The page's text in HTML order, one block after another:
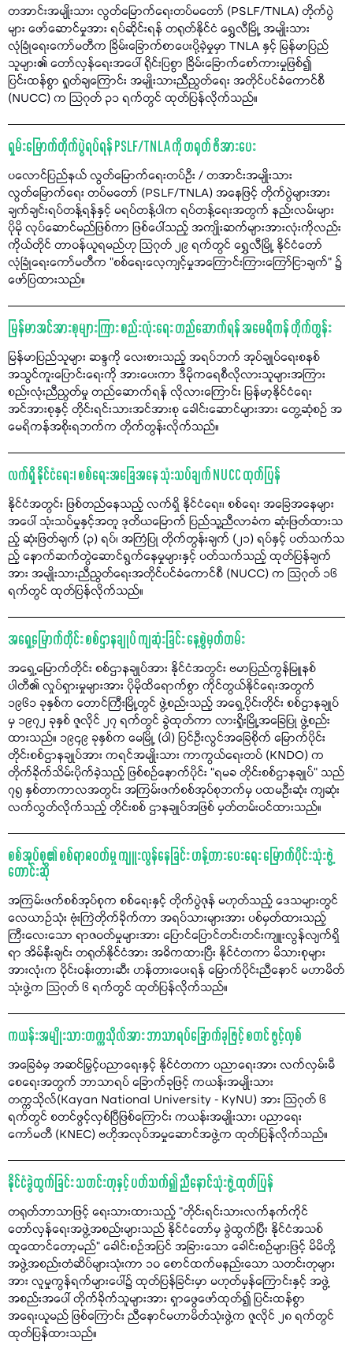
တအာင်းအမျိုးသား လွတ်မြောက်ရေးတပ်မတော် (PSLF/TNLA) တိုက်ပွဲ
များ ဖော်ဆောင်မှုအား ရပ်ဆိုင်းရန် တရုတ်နိုင်ငံ ရွှေလီမြို့ အမျိုးသား
လုံခြုံရေးကော်မတီက ခြိမ်းခြောက်စာပေးပို့ခဲ့မှုမှာ TNLA နှင့် မြန်မာပြည်
သူများ၏ တော်လှန်ရေးအပေါ် ရိုင်းပြစွာ ခြိမ်းခြောက်စော်ကားမှုဖြစ်၍
ပြင်းထန်စွာ ရှုတ်ချကြောင်း အမျိုးသားညီညွတ်ရေး အတိုင်ပင်ခံကောင်စီ
(NUCC) က သြဂုတ် ၃၁ ရက်တွင် ထုတ်ပြန်လိုက်သည်။
ရှမ်းမြောက်တိုက်ပွဲရပ်ရန် PSLF/TNLA ကို တရုတ် ဖိအားပေး
ပလောင်ပြည်နယ် လွတ်မြောက်ရေးတပ်ဦး / တအာင်းအမျိုးသား
လွတ်မြောက်ရေး တပ်မတော် (PSLF/TNLA) အနေဖြင့် တိုက်ပွဲများအား
ချက်ချင်းရပ်တန့်ရန်နှင့် မရပ်တန့်ပါက ရပ်တန့်ရေးအတွက် နည်းလမ်းများ
ပိုမို လုပ်ဆောင်မည်ဖြစ်ကာ ဖြစ်ပေါ်သည့် အကျိုးဆက်များအားလုံးကိုလည်း
ကိုယ်တိုင် တာဝန်ယူရမည်ဟု သြဂုတ် ၂၉ ရက်တွင် ရွှေလီမြို့ နိုင်ငံတော်
လုံခြုံရေးကော်မတီက "စစ်ရေးလေ့ကျင့်မှုအကြောင်းကြားကြော်ငြာချက်" ၌
ဖော်ပြထားသည်။
မြန်မာအင်အားစုများကြား စည်းလုံးရေး တည်ဆောက်ရန် အမေရိကန် တိုက်တွန်း
မြန်မာပြည်သူများ ဆန္ဒကို လေးစားသည့် အရပ်ဘက် အုပ်ချုပ်ရေးစနစ်
အသွင်ကူးပြောင်းရေးကို အားပေးကာ ဒီမိုကရေစီလိုလားသူများအကြား
စည်းလုံးညီညွတ်မှု တည်ဆောက်ရန် လိုလားကြောင်း မြန်မာ့နိုင်ငံရေး
အင်အားစုနှင့် တိုင်းရင်းသားအင်အားစု ခေါင်းဆောင်များအား တွေ့ဆုံစဉ် အ
မေရိကန်အစိုးရဘက်က တိုက်တွန်းလိုက်သည်။
လက်ရှိ နိုင်ငံရေး၊ စစ်ရေးအခြေအနေ သုံးသပ်ချက် NUCC ထုတ်ပြန်
နိုင်ငံအတွင်း ဖြစ်တည်နေသည့် လက်ရှိ နိုင်ငံရေး၊ စစ်ရေး အခြေအနေများ
အပေါ် သုံးသပ်မှုနှင့်အတူ ဒုတိယမြောက် ပြည်သူ့ညီလာခံက ဆုံးဖြတ်ထားသ
ည့် ဆုံးဖြတ်ချက် (၃) ရပ်၊ အကြံပြု တိုက်တွန်းချက် (၂၁) ရပ်နှင့် ပတ်သက်သ
ည့် နောက်ဆက်တွဲဆောင်ရွက်နေမှုများနှင့် ပတ်သက်သည့် ထုတ်ပြန်ချက်
အား အမျိုးသားညီညွတ်ရေးအတိုင်ပင်ခံကောင်စီ (NUCC) က သြဂုတ် ၁၆
ရက်တွင် ထုတ်ပြန်လိုက်သည်။
အရှေ့မြောက်တိုင်း စစ်ဌာနချုပ် ကျဆုံးခြင်း နေ့စွဲမှတ်တမ်း
အရှေ့မြောက်တိုင်း စစ်ဌာနချုပ်အား နိုင်ငံအတွင်း ဗမာပြည်ကွန်မြူနစ်
ပါတီ၏ လှုပ်ရှားမှုများအား ပိုမိုထိရောက်စွာ ကိုင်တွယ်နိုင်ရေးအတွက်
၁၉၆၁ ခုနှစ်က တောင်ကြီးမြို့တွင် ဖွဲ့စည်းသည့် အရှေ့ပိုင်းတိုင်း စစ်ဌာနချုပ်
မှ ၁၉၇၂ ခုနှစ် ဇူလိုင် ၂၇ ရက်တွင် ခွဲထုတ်ကာ လားရှိုးမြို့အခြေပြု ဖွဲ့စည်း
ထားသည်။ ၁၉၄၉ ခုနှစ်က မေမြို့ (ဝါ) ပြင်ဦးလွင်အခြေစိုက် မြောက်ပိုင်း
တိုင်းစစ်ဌာနချုပ်အား ကရင်အမျိုးသား ကာကွယ်ရေးတပ် (KNDO) က
တိုက်ခိုက်သိမ်းပိုက်ခဲ့သည့် ဖြစ်စဉ်နောက်ပိုင်း “ရမခ တိုင်းစစ်ဌာနချုပ်” သည်
၇၅ နှစ်တာကာလအတွင်း အကြမ်းဖက်စစ်အုပ်စုဘက်မှ ပထမဦးဆုံး ကျဆုံး
လက်လွှတ်လိုက်သည့် တိုင်းစစ် ဌာနချုပ်အဖြစ် မှတ်တမ်းဝင်ထားသည်။
စစ်အုပ်စု၏ စစ်ရာဇဝတ်မှု ကျူးလွန်နေခြင်း ဟန့်တားပေးရေး မြောက်ပိုင်းသုံးဖွဲ့
တောင်းဆို
အကြမ်းဖက်စစ်အုပ်စုက စစ်ရေးနှင့် တိုက်ပွဲဇုန် မဟုတ်သည့် ဒေသများတွင်
လေယာဉ်သုံး ဗုံးကြဲတိုက်ခိုက်ကာ အရပ်သားများအား ပစ်မှတ်ထားသည့်
ကြီးလေးသော ရာဇဝတ်မှုများအား ပြောင်ပြောင်တင်းတင်းကျူးလွန်လျက်ရှိ
ရာ အိမ်နီးချင်း တရုတ်နိုင်ငံအား အဓိကထားပြီး နိုင်ငံတကာ မိသားစုများ
အားလုံးက ဝိုင်းဝန်းတားဆီး ဟန်တားပေးရန် မြောက်ပိုင်းညီနောင် မဟာမိတ်
သုံးဖွဲ့က သြဂုတ် ၆ ရက်တွင် ထုတ်ပြန်လိုက်သည်။
ကယန်းအမျိုးသားတက္ကသိုလ်အား ဘာသာရပ်ခြောက်ခုဖြင့် စတင် ဖွင့်လှစ်
အခြေခံမှ အဆင်မြှင့်ပညာရေးနှင့် နိုင်ငံတကာ ပညာရေးအား လက်လှမ်းမီ
စေရေးအတွက် ဘာသာရပ် ခြောက်ခုဖြင့် ကယန်းအမျိုးသား
တက္ကသိုလ်(Kayan National University - KyNU) အား သြဂုတ် ၆
ရက်တွင် စတင်ဖွင့်လှစ်ပြီဖြစ်ကြောင်း ကယန်းအမျိုးသား ပညာရေး
ကော်မတီ (KNEC) ဗဟိုအလုပ်အမှုဆောင်အဖွဲ့က ထုတ်ပြန်လိုက်သည်။
နိုင်ငံခွဲထွက်ခြင်း သတင်းတုနှင့် ပတ်သက်၍ ညီနောင်သုံးဖွဲ့ ထုတ်ပြန်
တရုတ်ဘာသာဖြင့် ရေးသားထားသည့် “တိုင်းရင်းသားလက်နက်ကိုင်
တော်လှန်ရေးအဖွဲ့အစည်းများသည် နိုင်ငံတော်မှ ခွဲထွက်ပြီး နိုင်ငံအသစ်
ထူထောင်တော့မည်" ခေါင်းစဉ်အပြင် အခြားသော ခေါင်းစဉ်များဖြင့် မိမိတို့
အဖွဲ့အစည်းတံဆိပ်များသုံးကာ ၁၀ စောင်ထက်မနည်းသော သတင်းတုများ
အား လူမှုကွန်ရက်များပေါ်၌ ထုတ်ပြန်ခြင်းမှာ မဟုတ်မှန်ကြောင်းနှင့် အဖွဲ့
အစည်းအပေါ် တိုက်ခိုက်သူများအား ရှာဖွေဖော်ထုတ်၍ ပြင်းထန်စွာ
အရေးယူမည် ဖြစ်ကြောင်း ညီနောင်မဟာမိတ်သုံးဖွဲ့က ဇူလိုင် ၂၈ ရက်တွင်
ထုတ်ပြန်ထားသည်။